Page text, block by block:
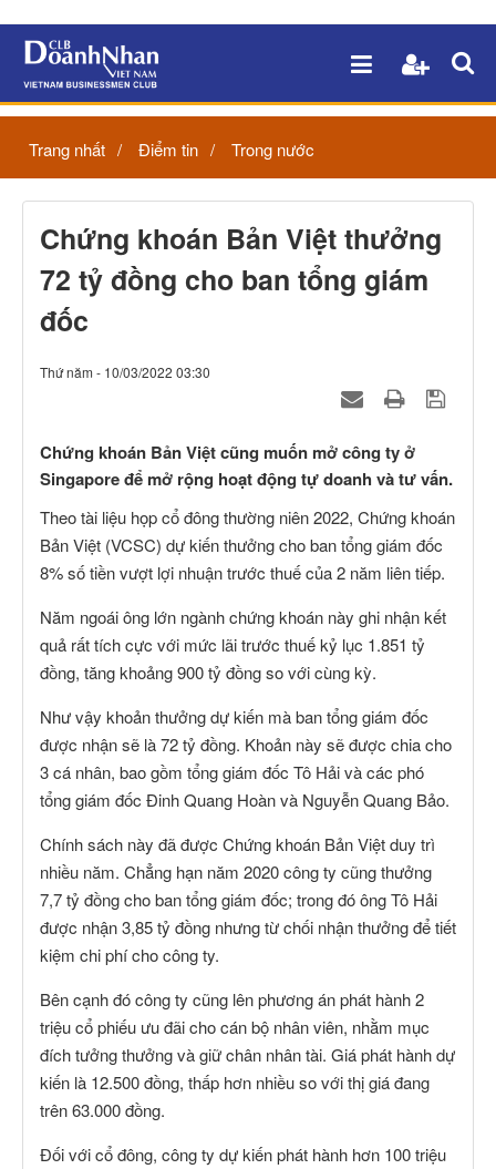
Trang nhất Điểm tin Trong nước
Chứng khoán Bản Việt thưởng
72 tỷ đồng cho ban tổng giám
đốc
Thứ năm - 10/03/2022 03:30
Chứng khoán Bản Việt cũng muốn mở công ty ở
Singapore để mở rộng hoạt động tự doanh và tư vấn.
Theo tài liệu họp cổ đông thường niên 2022, Chứng khoán
Bản Việt (VCSC) dự kiến thưởng cho ban tổng giám đốc
8% số tiền vượt lợi nhuận trước thuế của 2 năm liên tiếp.
Năm ngoái ông lớn ngành chứng khoán này ghi nhận kết
quả rất tích cực với mức lãi trước thuế kỷ lục 1.851 tỷ
đồng, tăng khoảng 900 tỷ đồng so với cùng kỳ.
Như vậy khoản thưởng dự kiến mà ban tổng giám đốc
được nhận sẽ là 72 tỷ đồng. Khoản này sẽ được chia cho
3 cá nhân, bao gồm tổng giám đốc Tô Hải và các phó
tổng giám đốc Đinh Quang Hoàn và Nguyễn Quang Bảo.
Chính sách này đã được Chứng khoán Bản Việt duy trì
nhiều năm. Chẳng hạn năm 2020 công ty cũng thưởng
7,7 tỷ đồng cho ban tổng giám đốc; trong đó ông Tô Hải
được nhận 3,85 tỷ đồng nhưng từ chối nhận thưởng để tiết
kiệm chi phí cho công ty.
Bên cạnh đó công ty cũng lên phương án phát hành 2
triệu cổ phiếu ưu đãi cho cán bộ nhân viên, nhằm mục
đích tưởng thưởng và giữ chân nhân tài. Giá phát hành dự
kiến là 12.500 đồng, thấp hơn nhiều so với thị giá đang
trên 63.000 đồng.
Đối với cổ đông, công ty dự kiến phát hành hơn 100 triệu